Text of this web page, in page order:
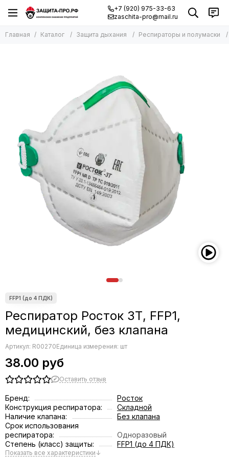
+7 (920) 975-33-63
zaschita-pro@mail.ru
Главная Каталог Защита дыхания Респираторы и полумаски
Респиратор Росток 3Т, FFP1,
медицинский, без клапана
Артикул: R00270Единица измерения: шт
38.00 руб
Оставить отзыв
Бренд:
Росток
Конструкция респиратора:
Складной
Наличие клапана:
Без клапана
Срок использования
респиратора:
Одноразовый
Степень (класс) защиты:
FFP1 (до 4 ПДК)
Показать все характеристики ↓